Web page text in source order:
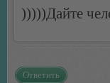
)))))Дайте
Ответить